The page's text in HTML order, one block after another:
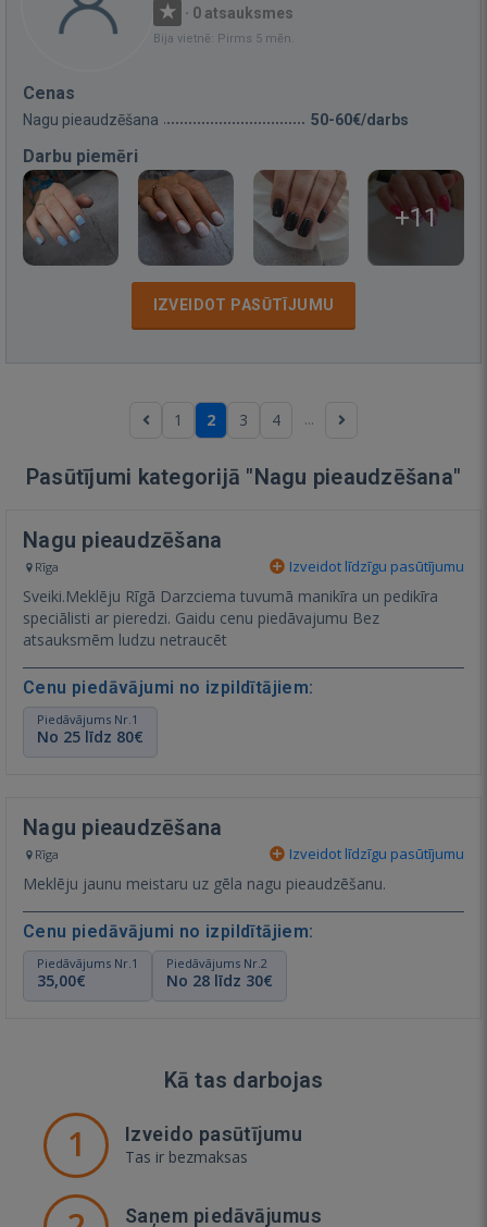
· 0 atsauksmes
Bija vietnē: Pirms 5 mēn.
Cenas
Nagu pieaudzēšana 50-60€/darbs
Darbu piemēri
+11
IZVEIDOT PASŪTĪJUMU
1 2 3 4 ...
Pasūtījumi kategorijā "Nagu pieaudzēšana"
Nagu pieaudzēšana
Rīga Izveidot līdzīgu pasūtījumu
Sveiki.Meklēju Rīgā Darzciema tuvumā manikīra un pedikīra
speciālisti ar pieredzi. Gaidu cenu piedāvajumu Bez
atsauksmēm ludzu netraucēt
Cenu piedāvājumi no izpildītājiem:
Piedāvājums Nr.1
No 25 līdz 80€
Nagu pieaudzēšana
Rīga Izveidot līdzīgu pasūtījumu
Meklēju jaunu meistaru uz gēla nagu pieaudzēšanu.
Cenu piedāvājumi no izpildītājiem:
Piedāvājums Nr.1
35,00€
Piedāvājums Nr.2
No 28 līdz 30€
Kā tas darbojas
1 Izveido pasūtījumu
Tas ir bezmaksas
Saņem piedāvājumus